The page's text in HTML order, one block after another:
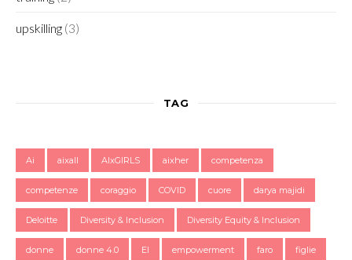
upskilling (3)
TAG
Ai aixall AIxGIRLS aixher competenza
competenze coraggio COVID cuore darya majidi
Deloitte Diversity & Inclusion Diversity Equity & Inclusion
donne donne 4.0 EI empowerment faro figlie